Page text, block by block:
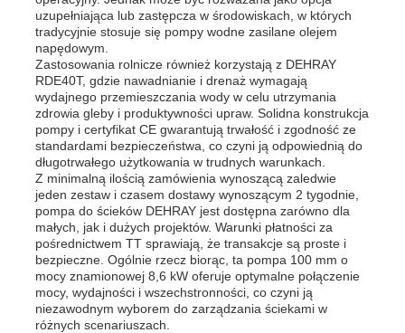
uzupełniająca lub zastępcza w środowiskach, w których
tradycyjnie stosuje się pompy wodne zasilane olejem
napędowym.
Zastosowania rolnicze również korzystają z DEHRAY
RDE40T, gdzie nawadnianie i drenaż wymagają
wydajnego przemieszczania wody w celu utrzymania
zdrowia gleby i produktywności upraw. Solidna konstrukcja
pompy i certyfikat CE gwarantują trwałość i zgodność ze
standardami bezpieczeństwa, co czyni ją odpowiednią do
długotrwałego użytkowania w trudnych warunkach.
Z minimalną ilością zamówienia wynoszącą zaledwie
jeden zestaw i czasem dostawy wynoszącym 2 tygodnie,
pompa do ścieków DEHRAY jest dostępna zarówno dla
małych, jak i dużych projektów. Warunki płatności za
pośrednictwem TT sprawiają, że transakcje są proste i
bezpieczne. Ogólnie rzecz biorąc, ta pompa 100 mm o
mocy znamionowej 8,6 kW oferuje optymalne połączenie
mocy, wydajności i wszechstronności, co czyni ją
niezawodnym wyborem do zarządzania ściekami w
różnych scenariuszach.